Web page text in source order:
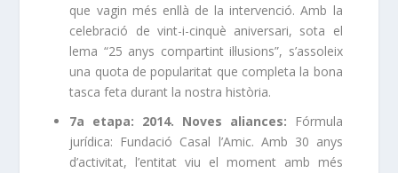
que vagin més enllà de la intervenció. Amb la
celebració de vint-i-cinquè aniversari, sota el
lema “25 anys compartint il·lusions”, s’assoleix
una quota de popularitat que completa la bona
tasca feta durant la nostra història.
7a etapa: 2014. Noves aliances: Fórmula
jurídica: Fundació Casal l’Amic. Amb 30 anys
d’activitat, l’entitat viu el moment amb més